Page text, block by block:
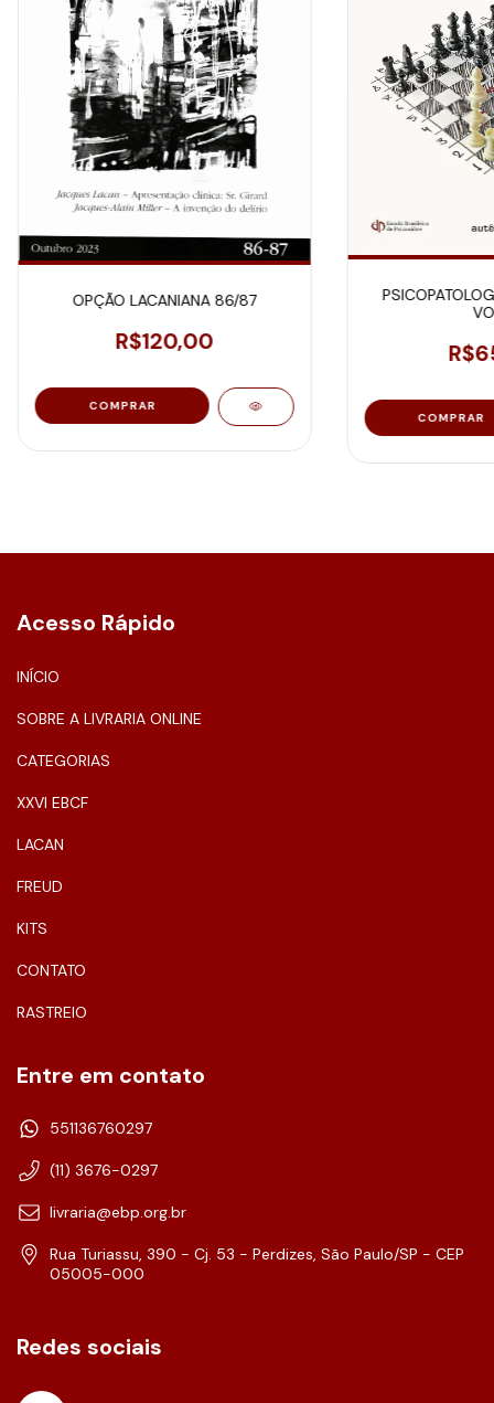
OPÇÃO LACANIANA 86/87
R$120,00
Acesso Rápido
INÍCIO
SOBRE A LIVRARIA ONLINE
CATEGORIAS
XXVI EBCF
LACAN
FREUD
KITS
CONTATO
RASTREIO
Entre em contato
551136760297
(11) 3676-0297
livraria@ebp.org.br
Rua Turiassu, 390 - Cj. 53 - Perdizes, São Paulo/SP - CEP
05005-000
Redes sociais